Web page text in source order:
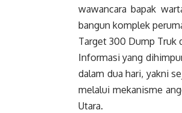
wawancara bapak
bangun komplek
Target 300 Dump Truk
Informasi yang
dalam dua hari, yakni
melalui mekanisme
Utara.